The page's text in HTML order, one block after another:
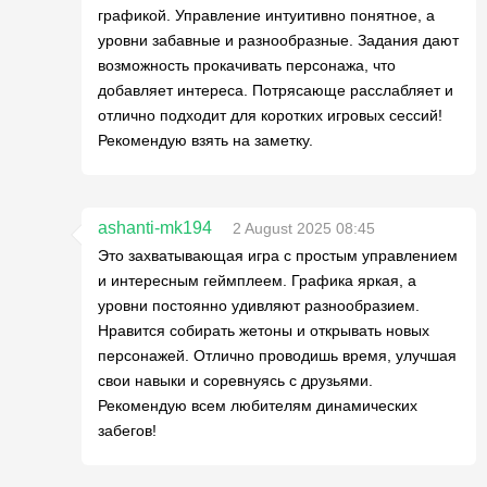
графикой. Управление интуитивно понятное, а
уровни забавные и разнообразные. Задания дают
возможность прокачивать персонажа, что
добавляет интереса. Потрясающе расслабляет и
отлично подходит для коротких игровых сессий!
Рекомендую взять на заметку.
ashanti-mk194
2 August 2025 08:45
Это захватывающая игра с простым управлением
и интересным геймплеем. Графика яркая, а
уровни постоянно удивляют разнообразием.
Нравится собирать жетоны и открывать новых
персонажей. Отлично проводишь время, улучшая
свои навыки и соревнуясь с друзьями.
Рекомендую всем любителям динамических
забегов!